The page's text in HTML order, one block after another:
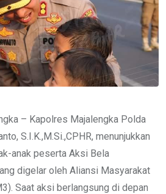
– Kapolres Majalengka Polda
S.I.K.,M.Si.,CPHR, menunjukkan
anak peserta Aksi Bela
digelar oleh Aliansi Masyarakat
Saat aksi berlangsung di depan